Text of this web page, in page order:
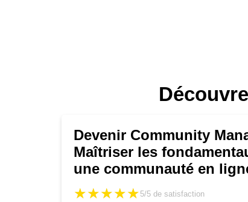
Devenir Community
Maîtriser les
une communauté en
★★★★★
★★★★★ 5/5 de satisfaction